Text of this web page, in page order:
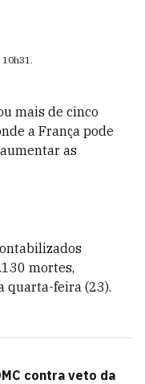
10h31.
mais de cinco
a França pode
as
mortes,
quarta-feira (23).
contra veto da